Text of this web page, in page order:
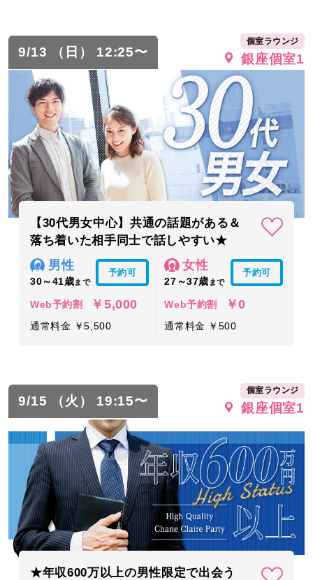
9/13 （日） 12:25〜
個室ラウンジ
銀座個室1
【30代男女中心】共通の話題がある＆
落ち着いた相手同士で話しやすい★
男性
30～41歳まで
予約可
Web予約割 ￥5,000
通常料金 ￥5,500
女性
27～37歳 まで
予約可
Web予約割 ￥0
通常料金 ￥500
9/15 （火） 19:15〜
個室ラウンジ
銀座個室1
★年収600万以上の男性限定で出会う